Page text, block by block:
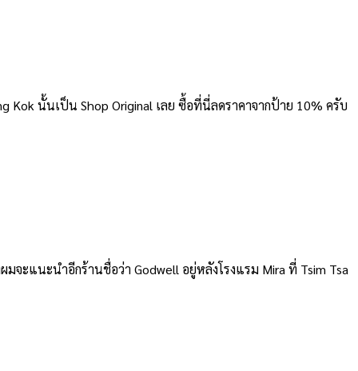
นั้นเป็น Shop Original เลย ซื้อที่นี่ลดราคาจากป้าย 10% ครับ
จะแนะนำอีกร้านชื่อว่า Godwell อยู่หลังโรงแรม Mira ที่ Tsim Tsa